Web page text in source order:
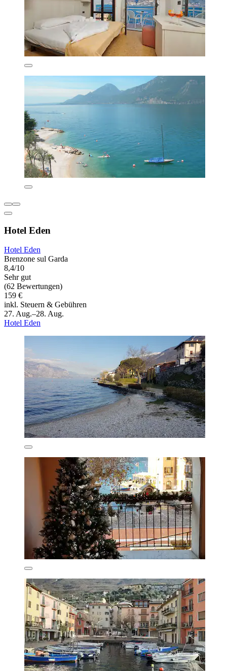
Hotel Eden
Hotel Eden
Brenzone sul Garda
8,4/10
Sehr gut
(62 Bewertungen)
159 €
inkl. Steuern & Gebühren
27. Aug.–28. Aug.
Hotel Eden